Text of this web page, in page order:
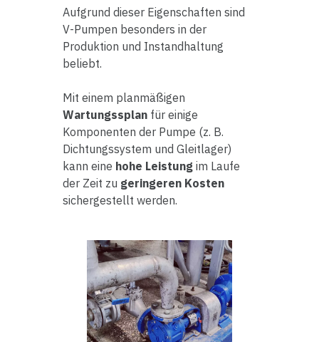
Aufgrund dieser Eigenschaften sind
V-Pumpen besonders in der
Produktion und Instandhaltung
beliebt.
Mit einem planmäßigen
Wartungssplanfür einige
Komponenten der Pumpe (z. B.
Dichtungssystem und Gleitlager)
kann eine hohe Leistung im Laufe
der Zeit zu geringeren Kosten
sichergestellt werden.